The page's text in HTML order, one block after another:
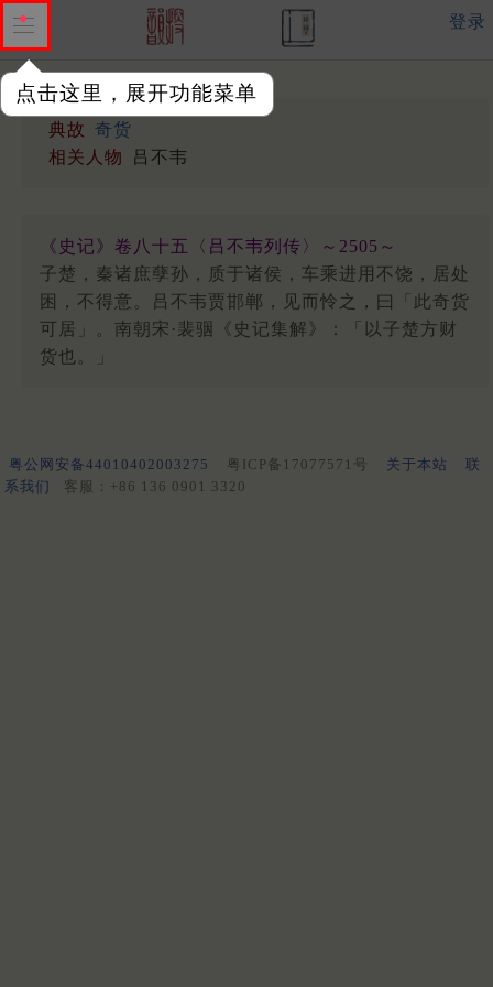
点击这里，展开功能菜单
登录
典故 奇货
相关人物
吕不韦
《史记》卷八十五〈吕不韦列传〉～2505～
子楚，秦诸庶孽孙，质于诸侯，车乘进用不饶，居处
困，不得意。吕不韦贾邯郸，见而怜之，曰「此奇货
可居」。南朝宋·裴骃《史记集解》：「以子楚方财
货也。」
粤公网安备44010402003275 粤ICP备17077571号 关于本站
联
系我们
客服：+86 136 0901 3320